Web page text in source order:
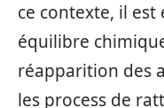
ce contexte, il
équilibre
réapparition des
les process de